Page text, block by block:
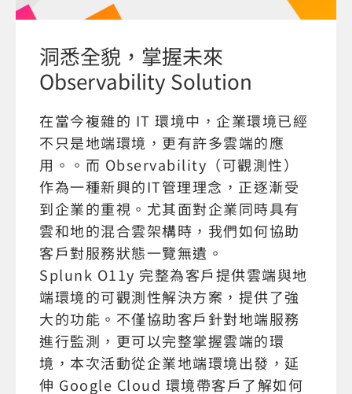
洞悉全貌，掌握未來
Observability Solution
在當今複雜的 IT 環境中，企業環境已經
不只是地端環境，更有許多雲端的應
用。。而 Observability（可觀測性）
作為一種新興的IT管理理念，正逐漸受
到企業的重視。尤其面對企業同時具有
雲和地的混合雲架構時，我們如何協助
客戶對服務狀態一覽無遺。
Splunk O11y 完整為客戶提供雲端與地
端環境的可觀測性解決方案，提供了強
大的功能。不僅協助客戶針對地端服務
進行監測，更可以完整掌握雲端的環
境，本次活動從企業地端環境出發，延
伸 Google Cloud 環境帶客戶了解如何